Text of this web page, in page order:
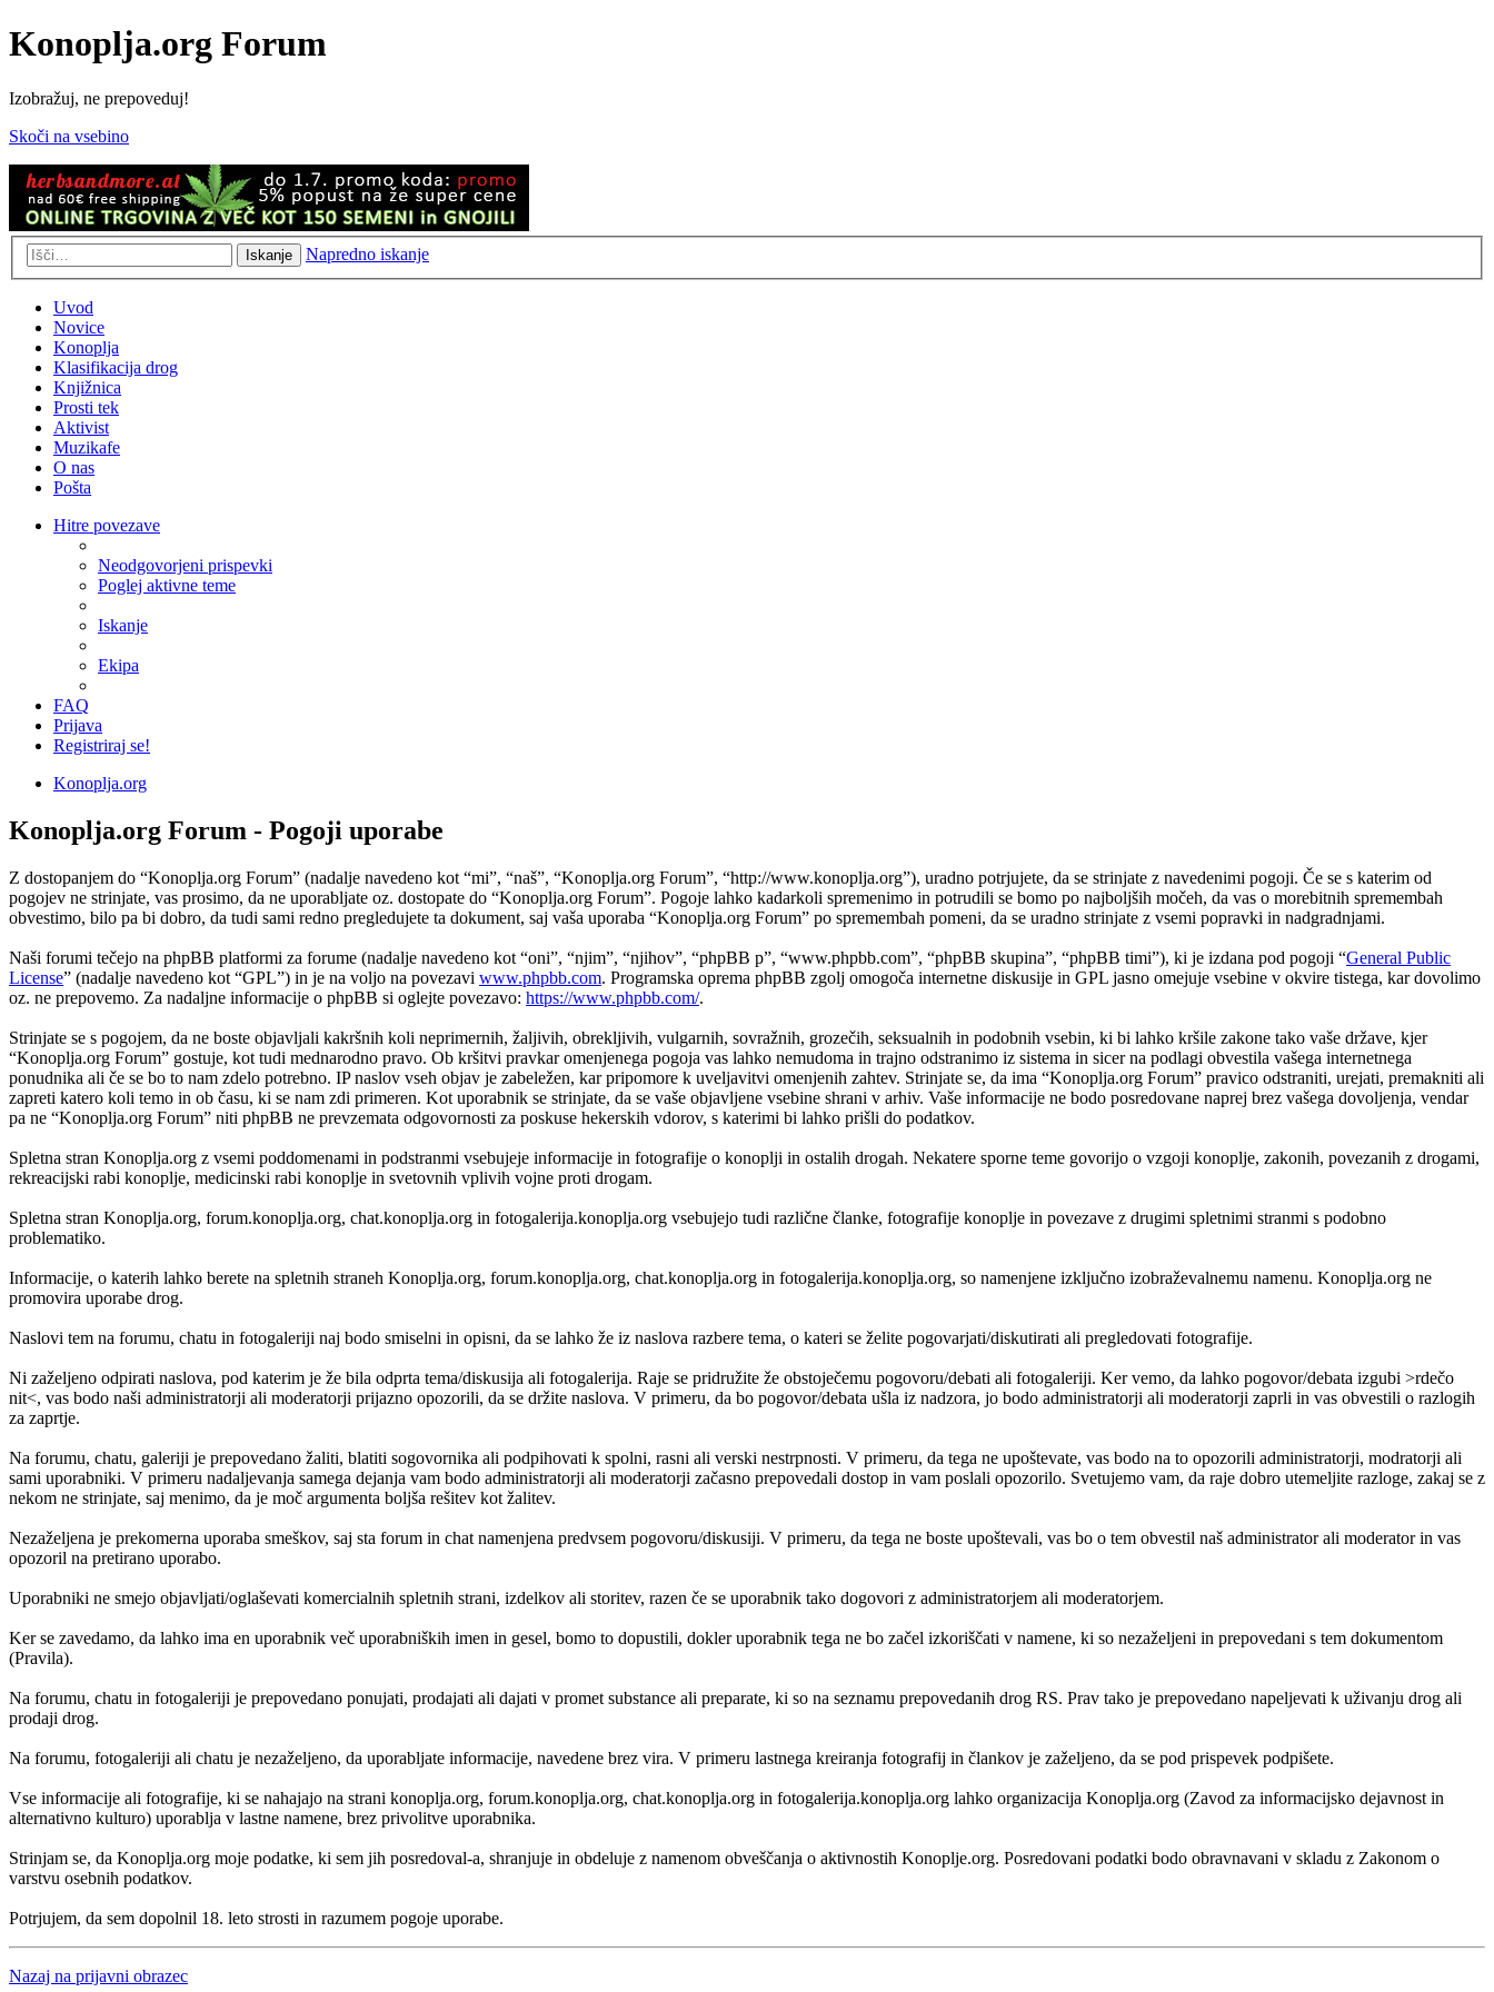
Konoplja.org Forum
Izobražuj, ne prepoveduj!
Skoči na vsebino
Iskanje Napredno iskanje
Uvod
Novice
Konoplja
Klasifikacija drog
Knjižnica
Prosti tek
Aktivist
Muzikafe
O nas
Pošta
Hitre povezave
Neodgovorjeni prispevki
Poglej aktivne teme
Iskanje
Ekipa
FAQ
Prijava
Registriraj se!
Konoplja.org
Konoplja.org Forum - Pogoji uporabe
Z dostopanjem do “Konoplja.org Forum” (nadalje navedeno kot “mi”, “naš”, “Konoplja.org Forum”, “http://www.konoplja.org”), uradno potrjujete, da se strinjate z navedenimi pogoji. Če se s katerim od
pogojev ne strinjate, vas prosimo, da ne uporabljate oz. dostopate do “Konoplja.org Forum”. Pogoje lahko kadarkoli spremenimo in potrudili se bomo po najboljših močeh, da vas o morebitnih spremembah
obvestimo, bilo pa bi dobro, da tudi sami redno pregledujete ta dokument, saj vaša uporaba “Konoplja.org Forum” po spremembah pomeni, da se uradno strinjate z vsemi popravki in nadgradnjami.
Naši forumi tečejo na phpBB platformi za forume (nadalje navedeno kot “oni”, “njim”, “njihov”, “phpBB p”, “www.phpbb.com”, “phpBB skupina”, “phpBB timi”), ki je izdana pod pogoji “General Public
License” (nadalje navedeno kot “GPL”) in je na voljo na povezavi www.phpbb.com. Programska oprema phpBB zgolj omogoča internetne diskusije in GPL jasno omejuje vsebine v okvire tistega, kar dovolimo
oz. ne prepovemo. Za nadaljne informacije o phpBB si oglejte povezavo: https://www.phpbb.com/.
Strinjate se s pogojem, da ne boste objavljali kakršnih koli neprimernih, žaljivih, obrekljivih, vulgarnih, sovražnih, grozečih, seksualnih in podobnih vsebin, ki bi lahko kršile zakone tako vaše države, kjer
“Konoplja.org Forum” gostuje, kot tudi mednarodno pravo. Ob kršitvi pravkar omenjenega pogoja vas lahko nemudoma in trajno odstranimo iz sistema in sicer na podlagi obvestila vašega internetnega
ponudnika ali če se bo to nam zdelo potrebno. IP naslov vseh objav je zabeležen, kar pripomore k uveljavitvi omenjenih zahtev. Strinjate se, da ima “Konoplja.org Forum” pravico odstraniti, urejati, premakniti ali
zapreti katero koli temo in ob času, ki se nam zdi primeren. Kot uporabnik se strinjate, da se vaše objavljene vsebine shrani v arhiv. Vaše informacije ne bodo posredovane naprej brez vašega dovoljenja, vendar
pa ne “Konoplja.org Forum” niti phpBB ne prevzemata odgovornosti za poskuse hekerskih vdorov, s katerimi bi lahko prišli do podatkov.
Spletna stran Konoplja.org z vsemi poddomenami in podstranmi vsebujeje informacije in fotografije o konoplji in ostalih drogah. Nekatere sporne teme govorijo o vzgoji konoplje, zakonih, povezanih z drogami,
rekreacijski rabi konoplje, medicinski rabi konoplje in svetovnih vplivih vojne proti drogam.
Spletna stran Konoplja.org, forum.konoplja.org, chat.konoplja.org in fotogalerija.konoplja.org vsebujejo tudi različne članke, fotografije konoplje in povezave z drugimi spletnimi stranmi s podobno
problematiko.
Informacije, o katerih lahko berete na spletnih straneh Konoplja.org, forum.konoplja.org, chat.konoplja.org in fotogalerija.konoplja.org, so namenjene izključno izobraževalnemu namenu. Konoplja.org ne
promovira uporabe drog.
Naslovi tem na forumu, chatu in fotogaleriji naj bodo smiselni in opisni, da se lahko že iz naslova razbere tema, o kateri se želite pogovarjati/diskutirati ali pregledovati fotografije.
Ni zaželjeno odpirati naslova, pod katerim je že bila odprta tema/diskusija ali fotogalerija. Raje se pridružite že obstoječemu pogovoru/debati ali fotogaleriji. Ker vemo, da lahko pogovor/debata izgubi >rdečo
nit<, vas bodo naši administratorji ali moderatorji prijazno opozorili, da se držite naslova. V primeru, da bo pogovor/debata ušla iz nadzora, jo bodo administratorji ali moderatorji zaprli in vas obvestili o razlogih
za zaprtje.
Na forumu, chatu, galeriji je prepovedano žaliti, blatiti sogovornika ali podpihovati k spolni, rasni ali verski nestrpnosti. V primeru, da tega ne upoštevate, vas bodo na to opozorili administratorji, modratorji ali
sami uporabniki. V primeru nadaljevanja samega dejanja vam bodo administratorji ali moderatorji začasno prepovedali dostop in vam poslali opozorilo. Svetujemo vam, da raje dobro utemeljite razloge, zakaj se z
nekom ne strinjate, saj menimo, da je moč argumenta boljša rešitev kot žalitev.
Nezaželjena je prekomerna uporaba smeškov, saj sta forum in chat namenjena predvsem pogovoru/diskusiji. V primeru, da tega ne boste upoštevali, vas bo o tem obvestil naš administrator ali moderator in vas
opozoril na pretirano uporabo.
Uporabniki ne smejo objavljati/oglaševati komercialnih spletnih strani, izdelkov ali storitev, razen če se uporabnik tako dogovori z administratorjem ali moderatorjem.
Ker se zavedamo, da lahko ima en uporabnik več uporabniških imen in gesel, bomo to dopustili, dokler uporabnik tega ne bo začel izkoriščati v namene, ki so nezaželjeni in prepovedani s tem dokumentom
(Pravila).
Na forumu, chatu in fotogaleriji je prepovedano ponujati, prodajati ali dajati v promet substance ali preparate, ki so na seznamu prepovedanih drog RS. Prav tako je prepovedano napeljevati k uživanju drog ali
prodaji drog.
Na forumu, fotogaleriji ali chatu je nezaželjeno, da uporabljate informacije, navedene brez vira. V primeru lastnega kreiranja fotografij in člankov je zaželjeno, da se pod prispevek podpišete.
Vse informacije ali fotografije, ki se nahajajo na strani konoplja.org, forum.konoplja.org, chat.konoplja.org in fotogalerija.konoplja.org lahko organizacija Konoplja.org (Zavod za informacijsko dejavnost in
alternativno kulturo) uporablja v lastne namene, brez privolitve uporabnika.
Strinjam se, da Konoplja.org moje podatke, ki sem jih posredoval-a, shranjuje in obdeluje z namenom obveščanja o aktivnostih Konoplje.org. Posredovani podatki bodo obravnavani v skladu z Zakonom o
varstvu osebnih podatkov.
Potrjujem, da sem dopolnil 18. leto strosti in razumem pogoje uporabe.
Nazaj na prijavni obrazec